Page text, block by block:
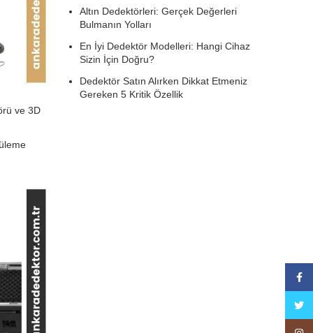
ve 3D
Altın Dedektörleri: Gerçek Değerleri
Bulmanın Yolları
En İyi Dedektör Modelleri: Hangi Cihaz
Sizin İçin Doğru?
Dedektör Satın Alırken Dikkat Etmeniz
Gereken 5 Kritik Özellik